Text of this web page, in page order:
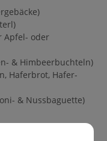
Apfel- oder
& Himbeerbuchteln)
Haferbrot, Hafer-
& Nussbaguette)